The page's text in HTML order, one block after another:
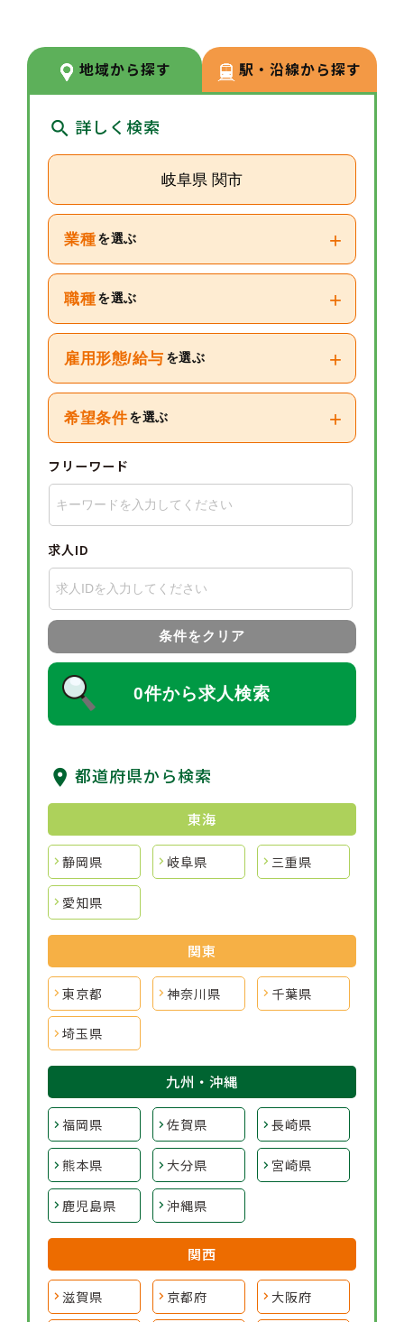
地域から探す
駅・沿線から探す
詳しく検索
岐阜県 関市
業種 を選ぶ +
職種 を選ぶ +
雇用形態/給与 を選ぶ +
希望条件 を選ぶ +
フリーワード
求人ID
条件をクリア
0件から求人検索
都道府県から検索
東海
静岡県 岐阜県 三重県
愛知県
関東
東京都 神奈川県 千葉県
埼玉県
九州・沖縄
福岡県 佐賀県 長崎県
熊本県 大分県 宮崎県
鹿児島県 沖縄県
関西
滋賀県 京都府 大阪府